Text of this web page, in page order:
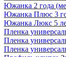
Южанка 2 года
Южанка Плюс 3
Южанка Люкс 5
Пленка
Пленка
Пленка